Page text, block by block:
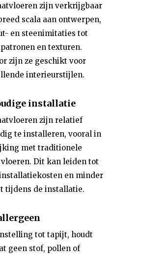
zijn verkrijgbaar
scala aan ontwerpen,
en steenimitaties tot
en texturen.
zijn ze geschikt voor
interieurstijlen.
installatie
zijn relatief
te installeren, vooral in
met traditionele
Dit kan leiden tot
en minder
tijdens de installatie.
tot tapijt, houdt
geen stof, pollen of